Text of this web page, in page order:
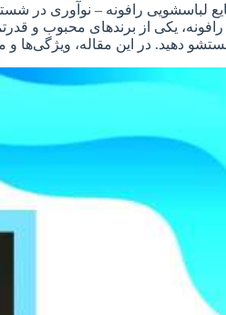
لباسشویی رافونه – نوآوری در
رافونه، یکی از برندهای محبوب و
دهید. در این مقاله، ویژگی‌ها و